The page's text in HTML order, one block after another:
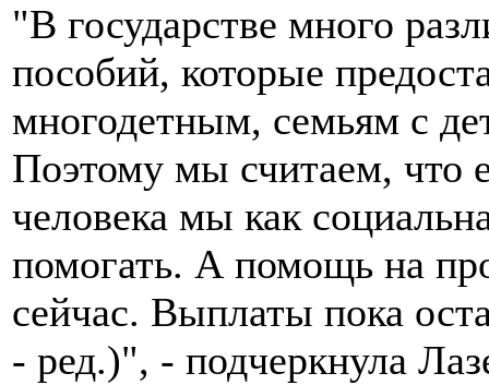
"В государстве много
пособий, которые
многодетным, семьям с
Поэтому мы считаем, что
человека мы как
помогать. А помощь на
сейчас. Выплаты пока
- ред.)", - подчеркнула